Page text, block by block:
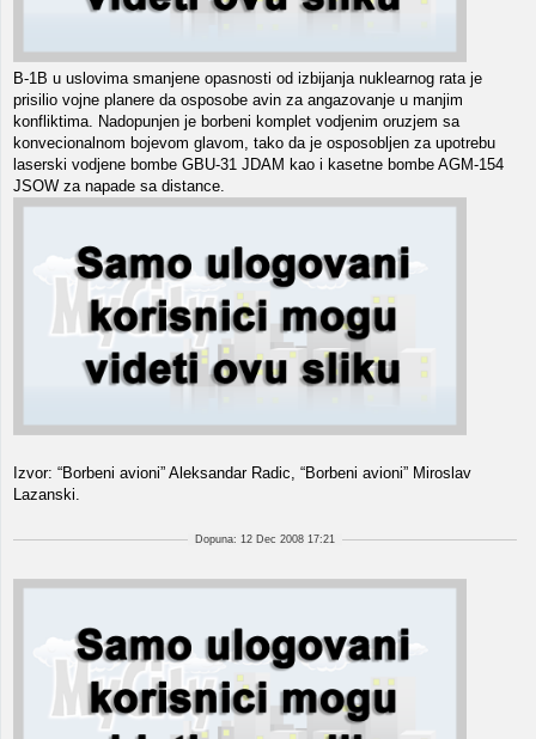
B-1B u uslovima smanjene opasnosti od izbijanja nuklearnog rata je
prisilio vojne planere da osposobe avin za angazovanje u manjim
konfliktima. Nadopunjen je borbeni komplet vodjenim oruzjem sa
konvecionalnom bojevom glavom, tako da je osposobljen za upotrebu
laserski vodjene bombe GBU-31 JDAM kao i kasetne bombe AGM-154
JSOW za napade sa distance.
Izvor: “Borbeni avioni” Aleksandar Radic, “Borbeni avioni” Miroslav
Lazanski.
Dopuna: 12 Dec 2008 17:21